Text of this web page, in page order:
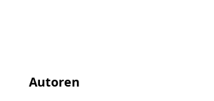
Autoren